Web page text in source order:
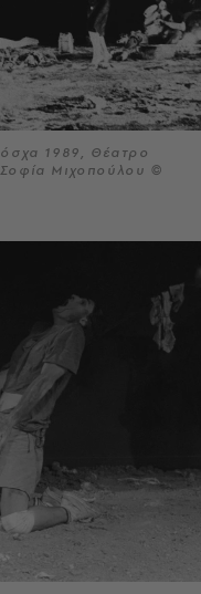
1989, Θέατρο
Μιχοπούλου ©